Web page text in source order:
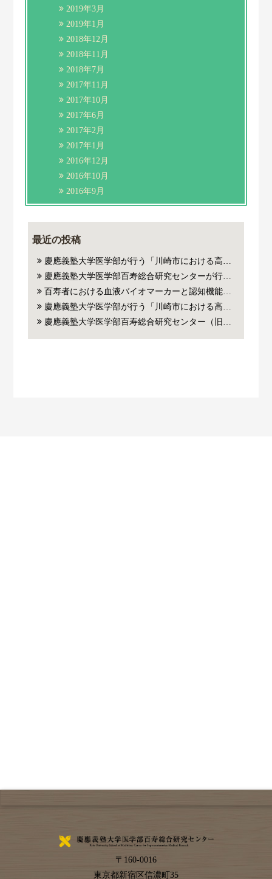
2019年3月
2019年1月
2018年12月
2018年11月
2018年7月
2017年11月
2017年10月
2017年6月
2017年2月
2017年1月
2016年12月
2016年10月
2016年9月
最近の投稿
慶應義塾大学医学部が行う「川崎市における高齢者の健康と暮らし方に関する学術調査」にご参加いただいた方
慶應義塾大学医学部百寿総合研究センターが行う百寿者・超百寿者研究にご参加いただいたご本人およびご家族の皆様の血液から抽出した遺伝子(DNA)やリボ核酸（RNA）を用いた医学系研究に対するご協力のお願い
百寿者における血液バイオマーカーと認知機能・死亡リスクの関連についての論文がJAMA Network Open誌に掲載されました。
慶應義塾大学医学部が行う「川崎市における高齢者の健康と暮らし方に関する学術調査」にご参加いただいた方
慶應義塾大学医学部百寿総合研究センター（旧老年内科）が行った百寿者・超百寿者研究にご参加いただいたご本人の血液老化指標（バイオマーカー）、遺伝子解析データを用いた医学系研究に対するご協力のお願い
〒 160-0016
東京都新宿区信濃町35